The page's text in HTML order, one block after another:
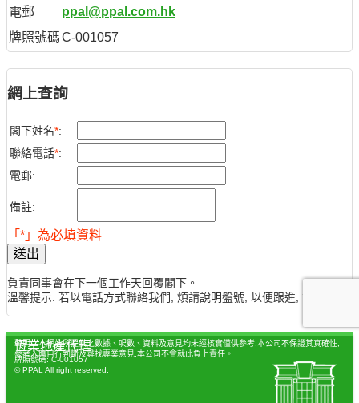
電郵
ppal@ppal.com.hk
牌照號碼C-001057
網上查詢
閣下姓名*:
聯絡電話*:
電郵:
備註:
「*」為必填資料
送出
負責同事會在下一個工作天回覆閣下。
溫馨提示: 若以電話方式聯絡我們, 煩請說明盤號, 以便跟進, 謝謝。
聲明：本網站所提供之數據、呎數、資料及意見均未經核實僅供參考,本公司不保證其真確性,
參考人應自行判斷及尋找專業意見,本公司不會就此負上責任。
恆業地產代理
牌照號碼: C-001057
© PPAL All right reserved.